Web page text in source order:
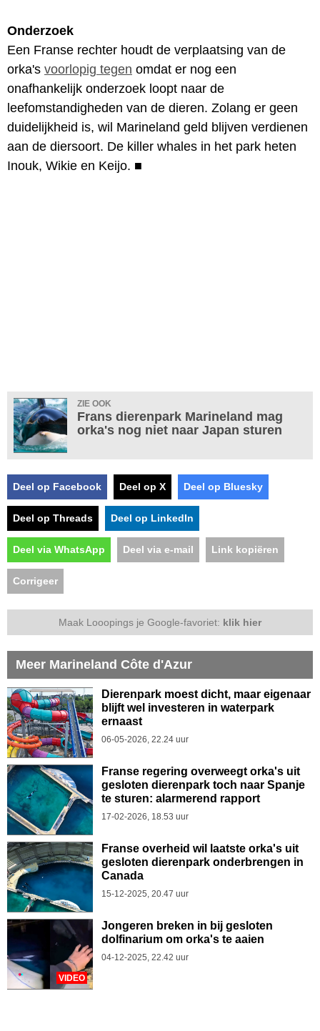
Onderzoek
Een Franse rechter houdt de verplaatsing van de
orka's voorlopig tegen omdat er nog een
onafhankelijk onderzoek loopt naar de
leefomstandigheden van de dieren. Zolang er geen
duidelijkheid is, wil Marineland geld blijven verdienen
aan de diersoort. De killer whales in het park heten
Inouk, Wikie en Keijo. ■
ZIE OOK
Frans dierenpark Marineland mag
orka's nog niet naar Japan sturen
Deel op Facebook Deel op X Deel op Bluesky
Deel op Threads Deel op LinkedIn
Deel via WhatsApp Deel via e-mail Link kopiëren
Corrigeer
Maak Looopings je Google-favoriet: klik hier
Meer Marineland Côte d'Azur
Dierenpark moest dicht, maar eigenaar
blijft wel investeren in waterpark
ernaast
06-05-2026, 22.24 uur
Franse regering overweegt orka's uit
gesloten dierenpark toch naar Spanje
te sturen: alarmerend rapport
17-02-2026, 18.53 uur
Franse overheid wil laatste orka's uit
gesloten dierenpark onderbrengen in
Canada
15-12-2025, 20.47 uur
VIDEO
Jongeren breken in bij gesloten
dolfinarium om orka's te aaien
04-12-2025, 22.42 uur